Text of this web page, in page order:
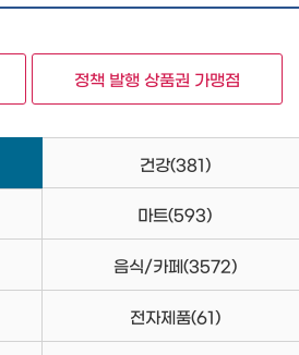
정책 발행 상품권 가맹점
건강(381)
마트(593)
음식/카페(3572)
전자제품(61)